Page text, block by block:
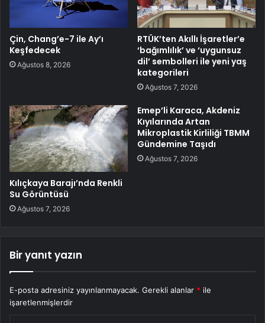
Çin, Chang’e-7 ile Ay’ı
Keşfedecek
Ağustos 8, 2026
RTÜK’ten Akıllı İşaretler’e
‘bağımlılık’ ve ‘uygunsuz
dil’ sembolleri ile yeni yaş
kategorileri
Ağustos 7, 2026
Kılıçkaya Barajı’nda Renkli
Su Görüntüsü
Ağustos 7, 2026
Emep’li Karaca, Akdeniz
Kıyılarında Artan
Mikroplastik Kirliliği TBMM
Gündemine Taşıdı
Ağustos 7, 2026
Bir yanıt yazın
E-posta adresiniz yayınlanmayacak. Gerekli alanlar * ile
işaretlenmişlerdir